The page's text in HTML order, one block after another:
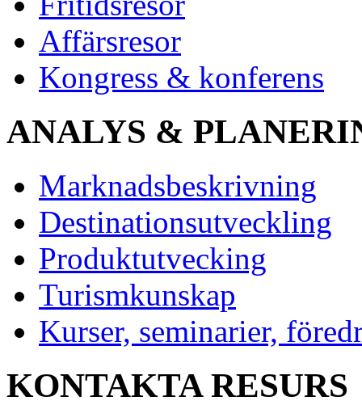
Affärsresor
Kongress & konferens
ANALYS &
Marknadsbeskrivning
Destinationsutveckling
Produktutvecking
Turismkunskap
Kurser, seminarier,
KONTAKTA RESURS